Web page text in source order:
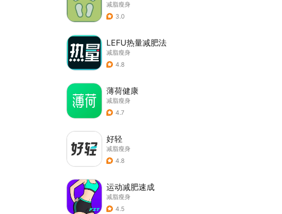
减脂瘦身
3.0
LEFU热量减肥法
减脂瘦身
4.8
薄荷健康
减脂瘦身
4.7
好轻
减脂瘦身
4.8
运动减肥速成
减脂瘦身
4.5